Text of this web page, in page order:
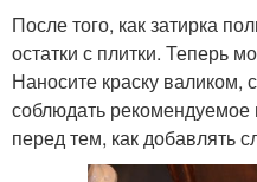
После того, как затирка
остатки с плитки. Теперь
Наносите краску валиком,
соблюдать
перед тем, как добавлять